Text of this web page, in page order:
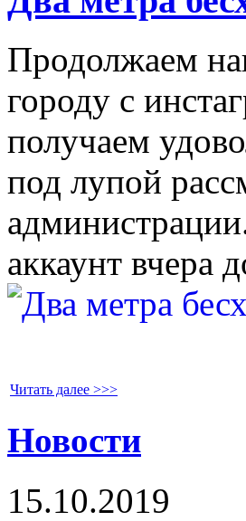
Продолжаем
городу с
получаем
под лупой
аккаунт вчера
Читать далее >>>
Новости
15.10.2019